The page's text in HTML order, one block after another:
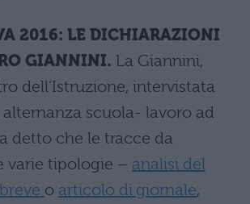
2016: LE DICHIARAZIONI
GIANNINI. La Giannini,
dell’Istruzione, intervistata
scuola- lavoro ad
detto che le tracce da
varie tipologie – analisi del
o articolo di giornale,